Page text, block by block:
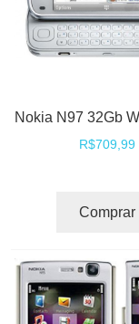
R$709,99
Comprar